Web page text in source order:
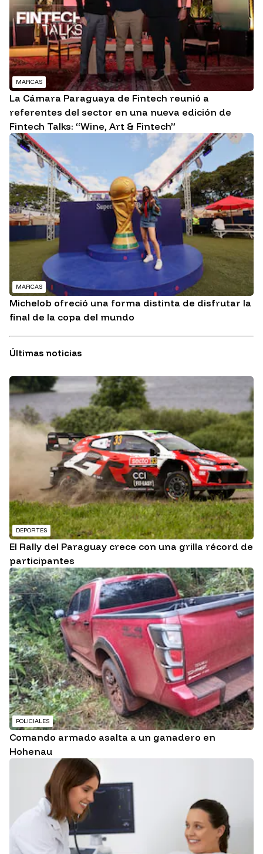
MARCAS
La Cámara Paraguaya de Fintech reunió a
referentes del sector en una nueva edición de
Fintech Talks: “Wine, Art & Fintech”
MARCAS
Michelob ofreció una forma distinta de disfrutar la
final de la copa del mundo
Últimas noticias
DEPORTES
El Rally del Paraguay crece con una grilla récord de
participantes
POLICIALES
Comando armado asalta a un ganadero en
Hohenau